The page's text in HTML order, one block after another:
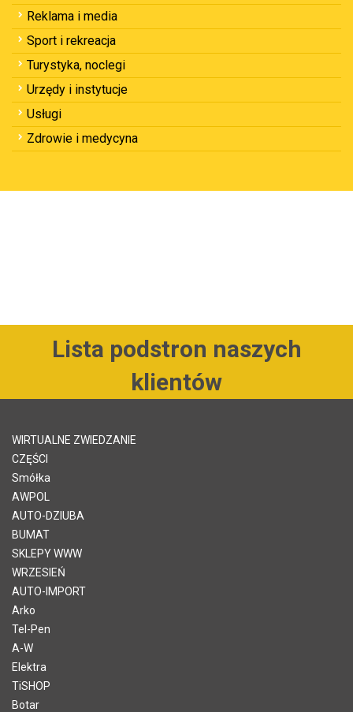
Reklama i media
Sport i rekreacja
Turystyka, noclegi
Urzędy i instytucje
Usługi
Zdrowie i medycyna
Lista podstron naszych
klientów
WIRTUALNE ZWIEDZANIE
CZĘŚCI
Smółka
AWPOL
AUTO-DZIUBA
BUMAT
SKLEPY WWW
WRZESIEŃ
AUTO-IMPORT
Arko
Tel-Pen
A-W
Elektra
TiSHOP
Botar